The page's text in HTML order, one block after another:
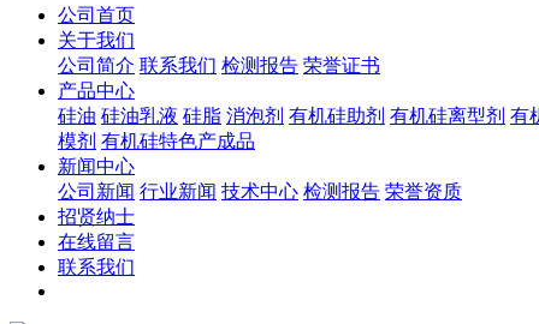
公司首页
关于我们
公司简介 联系我们 检测报告 荣誉证书
产品中心
硅油 硅油乳液 硅脂 消泡剂 有机硅助剂 有机硅离型剂 有
模剂 有机硅特色产成品
新闻中心
公司新闻 行业新闻 技术中心 检测报告 荣誉资质
招贤纳士
在线留言
联系我们